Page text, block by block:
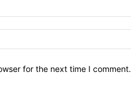
for the next time I comment.